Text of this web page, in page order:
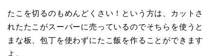
たこを切るのもめんどくさい！という方は、カットさ
れたたこがスーパーに売っているのでそちらを使うと
まな板、包丁を使わずにたこ飯を作ることができます
よ。